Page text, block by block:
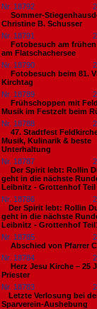
Nr. 18792
Sommer-
Christine B. Schusser
Nr. 18791
Fotobesuch am frühen
am Flatschachersee
Nr. 18790
Fotobesuch beim 81.
Kirchtag
Nr. 18789
Frühschoppen mit
Musik im Festzelt beim
Nr. 18788
47. Stadtfest
Musik, Kulinarik & beste
Unterhaltung
Nr. 18787
Der Spirit lebt: Rollin
geht in die nächste
Leibnitz - Grottenhof Teil
Nr. 18786
​Der Spirit lebt: Rollin
geht in die nächste
Leibnitz - Grottenhof
Nr. 18785
Abschied von Pfarrer
Nr. 18784
Herz Jesu Kirche – 25
Priester
Nr. 18783
​Letzte Verlosung bei
Sparverein-Aushebung